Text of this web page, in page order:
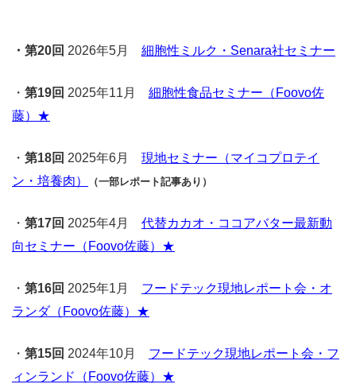
・第20回 2026年5月 細胞性ミルク・Senara社セミナー
・ 第19回 2025年11月 細胞性食品セミナー（Foovo佐
藤）★
・ 第18回 2025年6月 現地セミナー（マイコプロテイ
ン・培養肉）
（一部レポート記事あり）
・ 第17回 2025年4月 代替カカオ・ココアバター最新動
向セミナー（Foovo佐藤）★
・ 第16回 2025年1月 フードテック現地レポート会・オ
ランダ（Foovo佐藤）★
・ 第15回 2024年10月 フードテック現地レポート会・フ
ィンランド（Foovo佐藤）★